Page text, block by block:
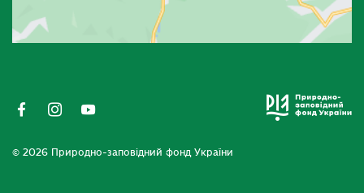
© 2026 Природно-заповідний фонд України